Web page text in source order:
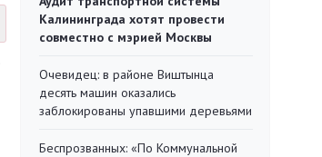
Калининграда хотят провести
совместно с мэрией Москвы
Очевидец: в районе Виштынца
десять машин оказались
заблокированы упавшими деревьями
Беспрозванных: «По Коммунальной